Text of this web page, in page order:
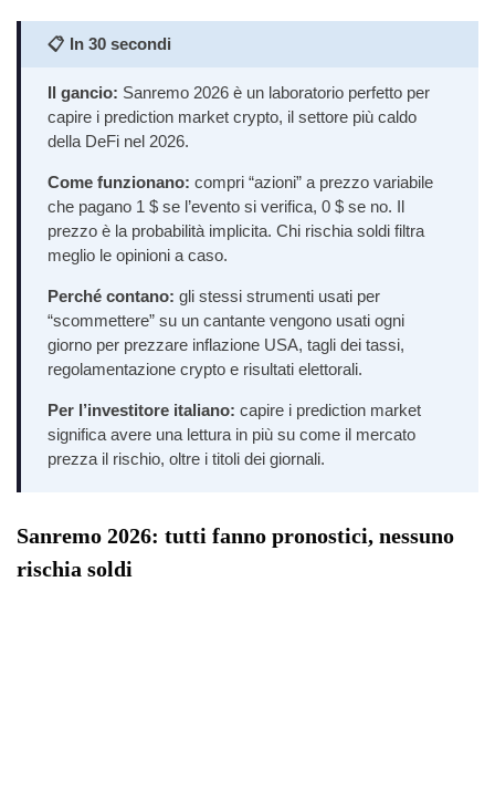
📋 In 30 secondi
Il gancio: Sanremo 2026 è un laboratorio perfetto per
capire i prediction market crypto, il settore più caldo
della DeFi nel 2026.
Come funzionano: compri “azioni” a prezzo variabile
che pagano 1 $ se l’evento si verifica, 0 $ se no. Il
prezzo è la probabilità implicita. Chi rischia soldi filtra
meglio le opinioni a caso.
Perché contano: gli stessi strumenti usati per
“scommettere” su un cantante vengono usati ogni
giorno per prezzare inflazione USA, tagli dei tassi,
regolamentazione crypto e risultati elettorali.
Per l’investitore italiano: capire i prediction market
significa avere una lettura in più su come il mercato
prezza il rischio, oltre i titoli dei giornali.
Sanremo 2026: tutti fanno pronostici, nessuno
rischia soldi